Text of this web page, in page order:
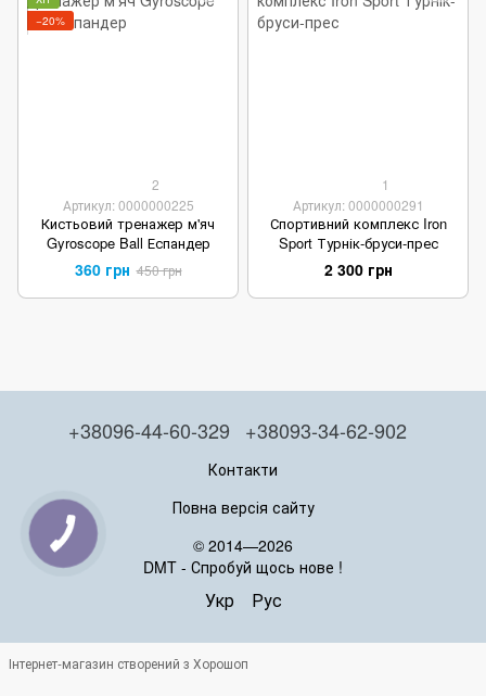
−20%
2
Артикул: 0000000225
Кистьовий тренажер м'яч
Gyroscope Ball Еспандер
360 грн 450 грн
1
Артикул: 0000000291
Спортивний комплекс Iron
Sport Турнік-бруси-прес
2 300 грн
+38096-44-60-329 +38093-34-62-902
Контакти
Повна версія сайту
© 2014—2026
DMT - Спробуй щось нове !
Укр Рус
Інтернет-магазин створений з Хорошоп